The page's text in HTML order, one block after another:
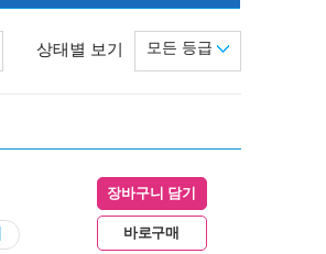
상태별 보기 모든 등급
장바구니 담기
바로구매